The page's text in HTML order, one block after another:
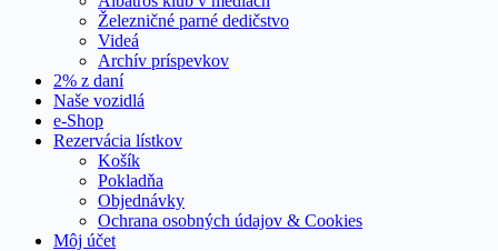
Železničné parné dedičstvo
Videá
Archív príspevkov
2% z daní
Naše vozidlá
e-Shop
Rezervácia lístkov
Košík
Pokladňa
Objednávky
Ochrana osobných údajov & Cookies
Môj účet